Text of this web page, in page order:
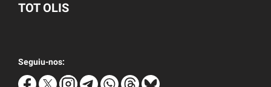
TOT OLIS
Seguiu-nos: